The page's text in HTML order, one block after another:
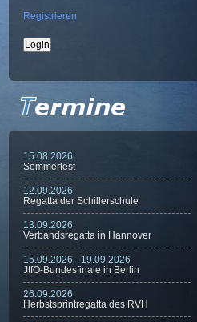
Registrieren
15.08.2026
Sommerfest
12.09.2026
Regatta der Schillerschule
13.09.2026
Verbandsregatta in Hannover
15.09.2026 - 19.09.2026
JtfO-Bundesfinale in Berlin
26.09.2026
Herbstsprintregatta des RVH